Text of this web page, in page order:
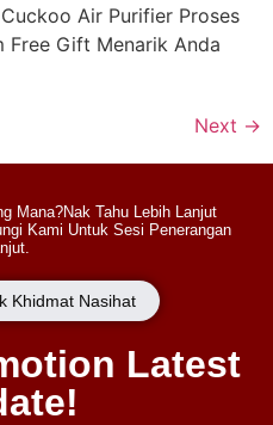
Air Purifier Proses
Free Gift Menarik Anda
Next →
Mana?Nak Tahu Lebih Lanjut
Kami Untuk Sesi Penerangan
Khidmat Nasihat
Latest